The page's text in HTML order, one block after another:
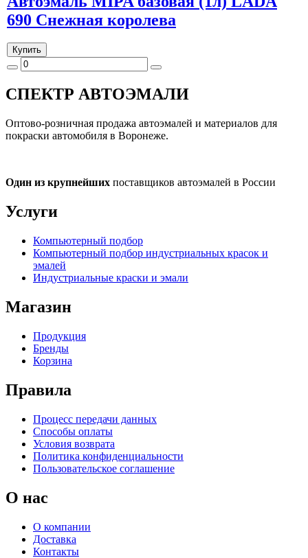
690 Снежная королева
Купить
СПЕКТР АВТОЭМАЛИ
Оптово-розничная продажа автоэмалей и материалов для
покраски автомобиля в Воронеже.
Один из крупнейших поставщиков автоэмалей в России
Услуги
Компьютерный подбор
Компьютерный подбор индустриальных красок и
эмалей
Индустриальные краски и эмали
Магазин
Продукция
Бренды
Корзина
Правила
Процесс передачи данных
Способы оплаты
Условия возврата
Политика конфиденциальности
Пользовательское соглашение
О нас
О компании
Доставка
Контакты